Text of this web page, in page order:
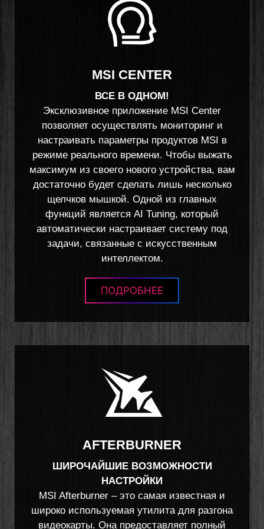
MSI CENTER
ВСЕ В ОДНОМ!
Эксклюзивное приложение MSI Center
позволяет осуществлять мониторинг и
настраивать параметры продуктов MSI в
режиме реального времени. Чтобы выжать
максимум из своего нового устройства, вам
достаточно будет сделать лишь несколько
щелчков мышкой. Одной из главных
функций является AI Tuning, который
автоматически настраивает систему под
задачи, связанные с искусственным
интеллектом.
ПОДРОБНЕЕ
AFTERBURNER
ШИРОЧАЙШИЕ ВОЗМОЖНОСТИ
НАСТРОЙКИ
MSI Afterburner – это самая известная и
широко используемая утилита для разгона
видеокарты. Она предоставляет полный